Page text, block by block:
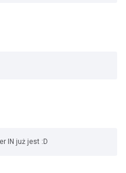
IN już jest :D